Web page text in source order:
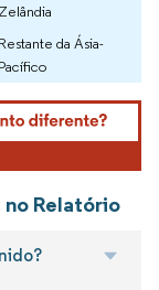
Zelândia
Restante da Ásia-
Pacífico
no Relatório